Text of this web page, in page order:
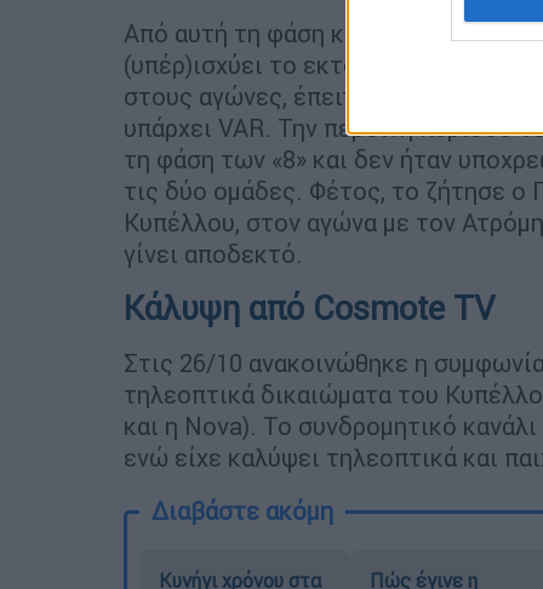
Από αυτή τη φάση και μέχρι τους
(υπέρ)ισχύει το εκτός έδρας γκολ,
στους αγώνες, έπειτα από απόφαση
υπάρχει VAR. Την περσινή περίοδο
τη φάση των «8» και δεν ήταν
τις δύο ομάδες. Φέτος, το ζήτησε ο
Κυπέλλου, στον αγώνα με τον
γίνει αποδεκτό.
Κάλυψη από Cosmote TV
Στις 26/10 ανακοινώθηκε η
τηλεοπτικά δικαιώματα του
και η Nova). Το συνδρομητικό
ενώ είχε καλύψει τηλεοπτικά και
Διαβάστε ακόμη
Κυνήγι χρόνου στα
Πώς έγινε η